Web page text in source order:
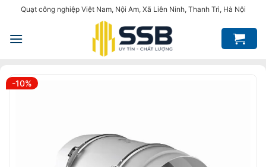
nội
Quạt công nghiệp Việt Nam, Nội Am, Xã Liên Ninh, Thanh Trì, Hà Nội
-10%